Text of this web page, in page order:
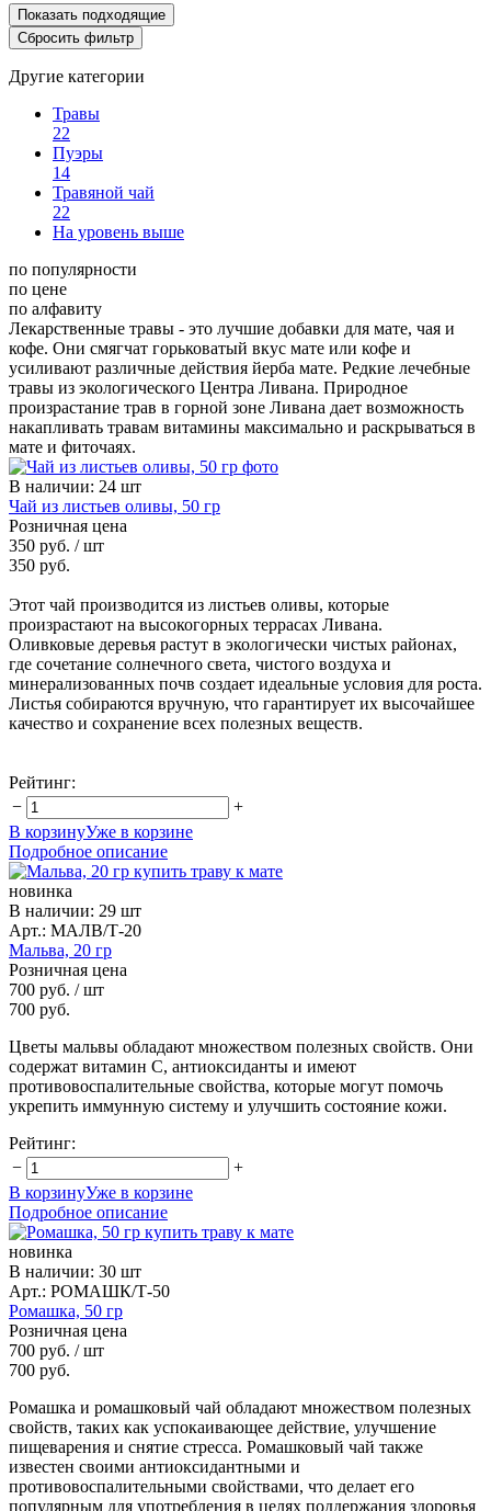
Другие категории
Травы
22
Пуэры
14
Травяной чай
22
На уровень выше
по популярности
по цене
по алфавиту
Лекарственные травы - это лучшие добавки для мате, чая и
кофе. Они смягчат горьковатый вкус мате или кофе и
усиливают различные действия йерба мате. Редкие лечебные
травы из экологического Центра Ливана. Природное
произрастание трав в горной зоне Ливана дает возможность
накапливать травам витамины максимально и раскрываться в
мате и фиточаях.
В наличии: 24 шт
Чай из листьев оливы, 50 гр
Розничная цена
350 руб. / шт
350 руб.
Этот чай производится из листьев оливы, которые
произрастают на высокогорных террасах Ливана.
Оливковые деревья растут в экологически чистых районах,
где сочетание солнечного света, чистого воздуха и
минерализованных почв создает идеальные условия для роста.
Листья собираются вручную, что гарантирует их высочайшее
качество и сохранение всех полезных веществ.
Рейтинг:
−
+
В корзинуУже в корзине
Подробное описание
новинка
В наличии: 29 шт
Арт.: МАЛВ/Т-20
Мальва, 20 гр
Розничная цена
700 руб. / шт
700 руб.
Цветы мальвы обладают множеством полезных свойств. Они
содержат витамин С, антиоксиданты и имеют
противовоспалительные свойства, которые могут помочь
укрепить иммунную систему и улучшить состояние кожи.
Рейтинг:
−
+
В корзинуУже в корзине
Подробное описание
новинка
В наличии: 30 шт
Арт.: РОМАШК/Т-50
Ромашка, 50 гр
Розничная цена
700 руб. / шт
700 руб.
Ромашка и ромашковый чай обладают множеством полезных
свойств, таких как успокаивающее действие, улучшение
пищеварения и снятие стресса. Ромашковый чай также
известен своими антиоксидантными и
противовоспалительными свойствами, что делает его
популярным для употребления в целях поддержания здоровья